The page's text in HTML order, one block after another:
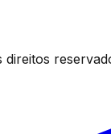
direitos